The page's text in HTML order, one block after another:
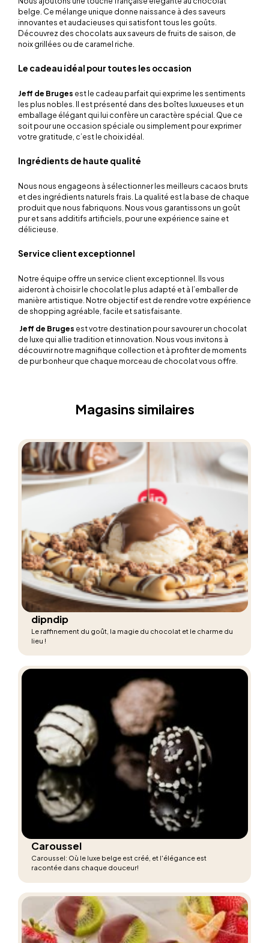
belge. Ce mélange unique donne naissance à des saveurs
innovantes et audacieuses qui satisfont tous les goûts.
Découvrez des chocolats aux saveurs de fruits de saison, de
noix grillées ou de caramel riche.
Le cadeau idéal pour toutes les occasion
Jeff de Bruges est le cadeau parfait qui exprime les sentiments
les plus nobles. Il est présenté dans des boîtes luxueuses et un
emballage élégant qui lui confère un caractère spécial. Que ce
soit pour une occasion spéciale ou simplement pour exprimer
votre gratitude, c’est le choix idéal.
Ingrédients de haute qualité
Nous nous engageons à sélectionner les meilleurs cacaos bruts
et des ingrédients naturels frais. La qualité est la base de chaque
produit que nous fabriquons. Nous vous garantissons un goût
pur et sans additifs artificiels, pour une expérience saine et
délicieuse.
Service client exceptionnel
Notre équipe offre un service client exceptionnel. Ils vous
aideront à choisir le chocolat le plus adapté et à l’emballer de
manière artistique. Notre objectif est de rendre votre expérience
de shopping agréable, facile et satisfaisante.
Jeff de Bruges est votre destination pour savourer un chocolat
de luxe qui allie tradition et innovation. Nous vous invitons à
découvrir notre magnifique collection et à profiter de moments
de pur bonheur que chaque morceau de chocolat vous offre.
Magasins similaires
dipndip
Le raffinement du goût, la magie du chocolat et le charme du
lieu !
Caroussel
Caroussel: Où le luxe belge est créé, et l'élégance est
racontée dans chaque douceur!